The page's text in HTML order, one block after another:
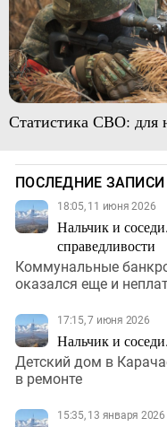
Статистика СВО: для
ПОСЛЕДНИЕ ЗАПИСИ
18:05, 11 июня 2026
Нальчик и
справедливости
Коммунальные
оказался еще и
17:15, 7 июня 2026
Нальчик и
Детский дом в
в ремонте
15:35, 13 января 2026